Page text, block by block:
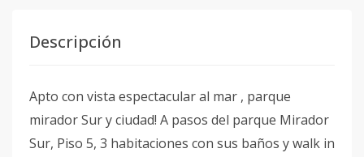
Descripción
Apto con vista espectacular al mar , parque
mirador Sur y ciudad! A pasos del parque Mirador
Sur, Piso 5, 3 habitaciones con sus baños y walk in